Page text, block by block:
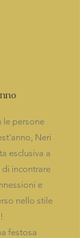
le persone
Neri
esclusiva a
incontrare
e
nello stile
festosa